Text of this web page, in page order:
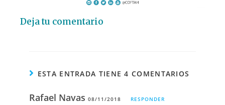
Deja tu comentario
ESTA ENTRADA TIENE 4 COMENTARIOS
Rafael Navas08/11/2018 RESPONDER